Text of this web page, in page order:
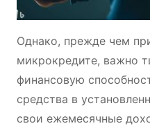
Однако, прежде чем
микрокредите, важно
финансовую
средства в
свои ежемесячные